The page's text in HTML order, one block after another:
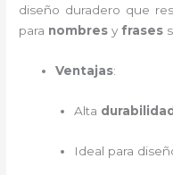
diseño duradero que
para nombres y frases
Ventajas:
Alta durabilidad
Ideal para